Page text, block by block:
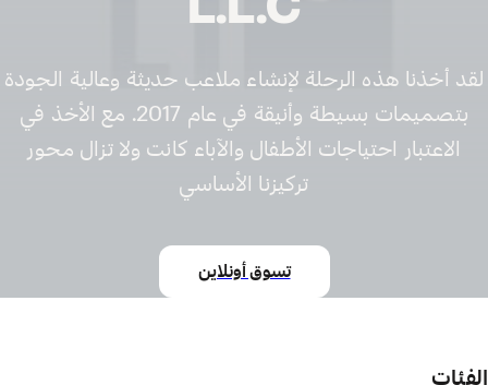
أخذنا هذه الرحلة لإنشاء ملاعب حديثة وعالية الجودة
بتصميمات بسيطة وأنيقة في عام 2017. مع الأخذ في
الاعتبار احتياجات الأطفال والآباء كانت ولا تزال محور
تركيزنا الأساسي
تسوق أونلاين